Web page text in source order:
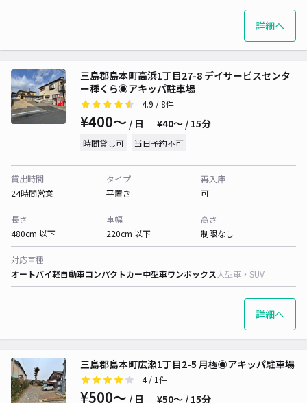
詳細へ
三島郡島本町高浜1丁目27-8 デイサービスセンタ
ー種くら◉アキッパ駐車場
4.9 / 8件
¥400〜 / 日 ¥40〜 / 15分
時間貸し可 当日予約不可
貸出時間
24時間営業
タイプ
平置き
再入庫
可
長さ
480cm 以下
車幅
220cm 以下
高さ
制限なし
対応車種
オートバイ軽自動車コンパクトカー中型車ワンボックス大型車・SUV
詳細へ
三島郡島本町広瀬1丁目2-5 月極◉アキッパ駐車場
4/ 1件
¥500〜 / 日 ¥50〜 / 15分